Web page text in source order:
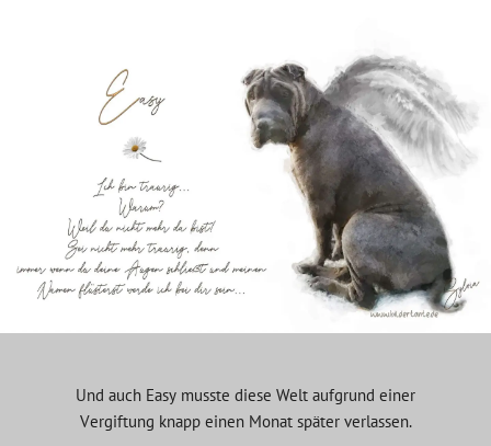
Und auch Easy musste diese Welt aufgrund einer
Vergiftung knapp einen Monat später verlassen.